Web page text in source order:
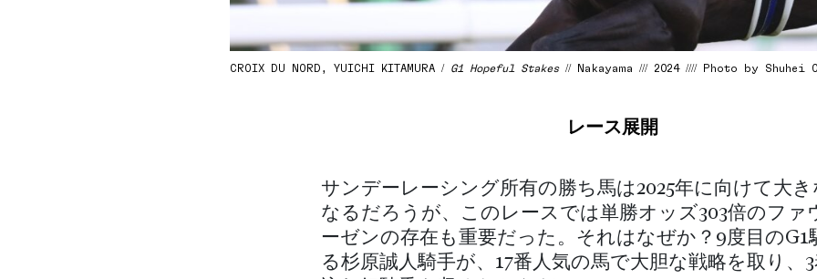
CROIX DU NORD, YUICHI KITAMURA / G1 Hopeful Stakes// Nakayama /// 2024 //// Photo by Shuhei
レース展開
サンデーレーシング所有の勝ち馬は2025年に向けて大
なるだろうが、このレースでは単勝オッズ303倍のファ
ーゼンの存在も重要だった。それはなぜか？9度目のG1
る杉原誠人騎手が、17番人気の馬で大胆な戦略を取り、